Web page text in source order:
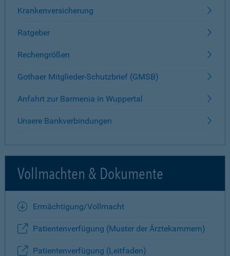
Krankenversicherung
Ratgeber
Rechengrößen
Gothaer Mitglieder-Schutzbrief (GMSB)
Anfahrt zur Barmenia in Wuppertal
Unsere Bankverbindungen
Vollmachten & Dokumente
Ermächtigung/Vollmacht
Patientenverfügung (Muster der Ärztekammern)
Patientenverfügung (Leitfaden)